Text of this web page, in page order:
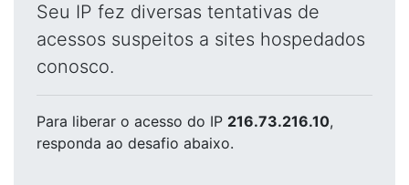
Seu IP fez diversas tentativas de
acessos suspeitos a sites hospedados
conosco.
Para liberar o acesso do IP 216.73.216.10,
responda ao desafio abaixo.